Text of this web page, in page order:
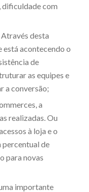
dificuldade com
desta
está acontecendo o
de
as equipes e
a conversão;
a
realizadas. Ou
à loja e o
percentual de
para novas
importante